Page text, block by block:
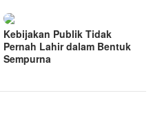
Kebijakan Publik Tidak
Pernah Lahir dalam Bentuk
Sempurna